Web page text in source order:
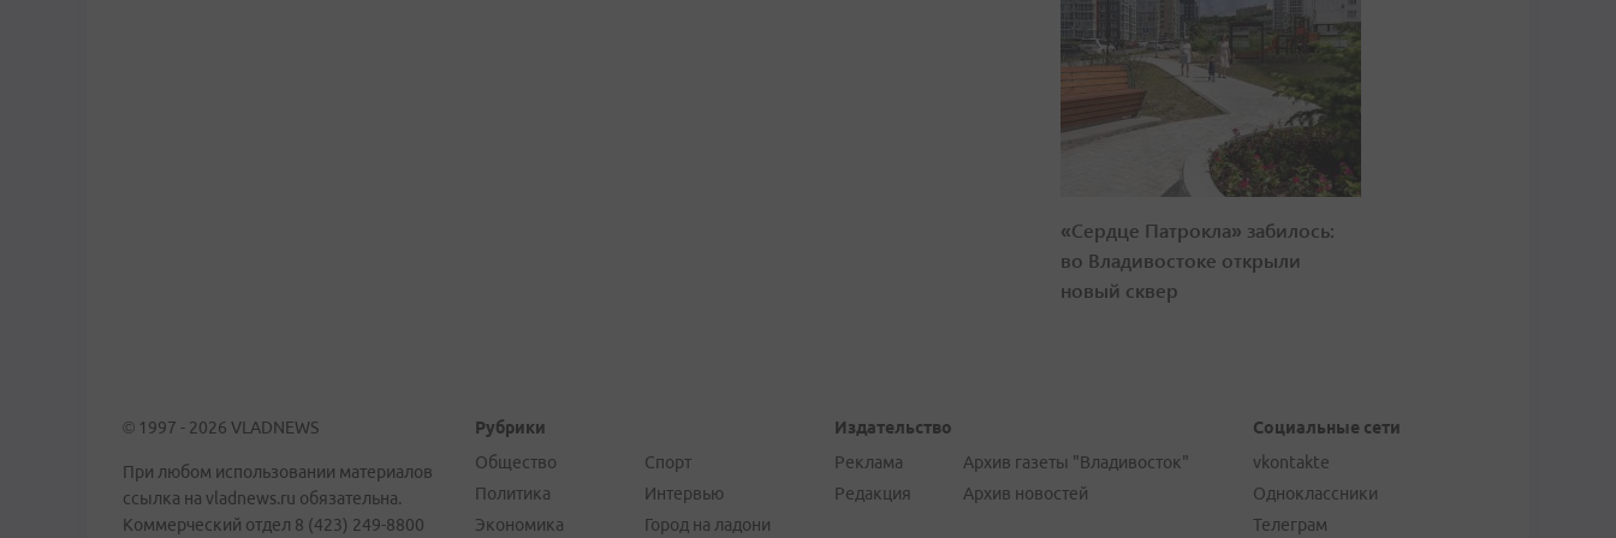
«Сердце Патрокла» забилось:
во Владивостоке открыли
новый сквер
© 1997 - 2026 VLADNEWS
При любом использовании материалов
ссылка на vladnews.ru обязательна.
Коммерческий отдел 8 (423) 249-8800
Рубрики
Общество
Политика
Экономика
Спорт
Интервью
Город на ладони
Издательство
Реклама
Редакция
Архив газеты "Владивосток"
Архив новостей
Социальные сети
vkontakte
Одноклассники
Телеграм